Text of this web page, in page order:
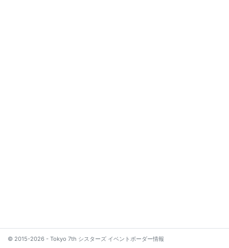
© 2015-2026 - Tokyo 7th シスターズ イベントボーダー情報